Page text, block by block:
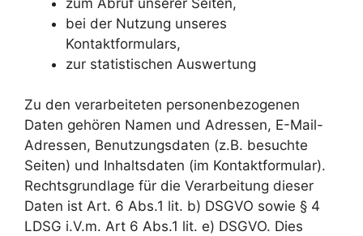
bei der Nutzung unseres
Kontaktformulars,
zur statistischen Auswertung
Zu den verarbeiteten personenbezogenen
Daten gehören Namen und Adressen, E-Mail-
Adressen, Benutzungsdaten (z.B. besuchte
Seiten) und Inhaltsdaten (im Kontaktformular).
Rechtsgrundlage für die Verarbeitung dieser
Daten ist Art. 6 Abs.1 lit. b) DSGVO sowie § 4
LDSG i.V.m. Art 6 Abs.1 lit. e) DSGVO. Dies